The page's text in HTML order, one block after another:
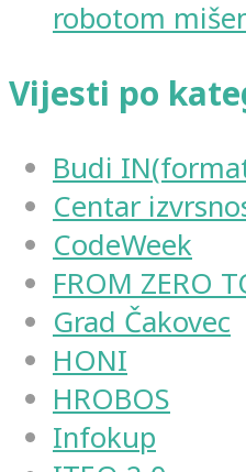
robotom
Vijesti po
Budi
Centar
CodeWeek
FROM ZERO
Grad Čakovec
HONI
HROBOS
Infokup